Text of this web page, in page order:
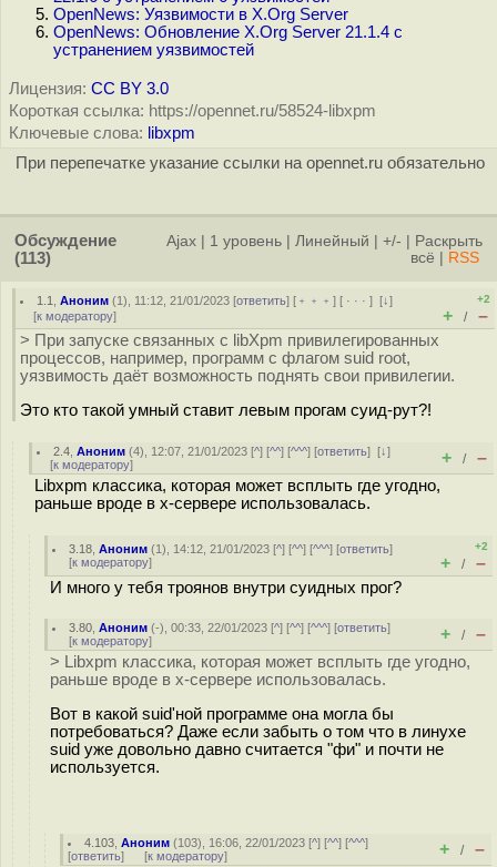
OpenNews: Уязвимости в X.Org Server
OpenNews: Обновление X.Org Server 21.1.4 с
устранением уязвимостей
Лицензия: CC BY 3.0
Короткая ссылка: https://opennet.ru/58524-libxpm
Ключевые слова: libxpm
При перепечатке указание ссылки на opennet.ru обязательно
Обсуждение
(113)
Ajax 1 уровень Линейный +/-
Раскрыть
всё
RSS
1.1 ,Аноним (1), 11:12, 21/01/2023 [ответить] [ ﹢﹢﹢] [ · · ·][↓]
[к модератору]
+2
+ / –
> При запуске связанных с libXpm привилегированных
процессов, например, программ с флагом suid root,
уязвимость даёт возможность поднять свои привилегии.
Это кто такой умный ставит левым прогам суид-рут?!
2.4 ,Аноним (4), 12:07, 21/01/2023 [^] [^^] [^^^] [ответить][↓]
[к модератору] + / –
Libxpm классика, которая может всплыть где угодно,
раньше вроде в x-сервере использовалась.
3.18 ,Аноним (1), 14:12, 21/01/2023 [^] [^^] [^^^] [ответить]
[к модератору]
+2
+ / –
И много у тебя троянов внутри суидных прог?
3.80 ,Аноним (-), 00:33, 22/01/2023 [^] [^^] [^^^] [ответить]
[к модератору] + / –
> Libxpm классика, которая может всплыть где угодно,
раньше вроде в x-сервере использовалась.
Вот в какой suid'ной программе она могла бы
потребоваться? Даже если забыть о том что в линухе
suid уже довольно давно считается "фи" и почти не
используется.
4.103 ,Аноним (103), 16:06, 22/01/2023 [^] [^^] [^^^]
[ответить] [к модератору] + / –